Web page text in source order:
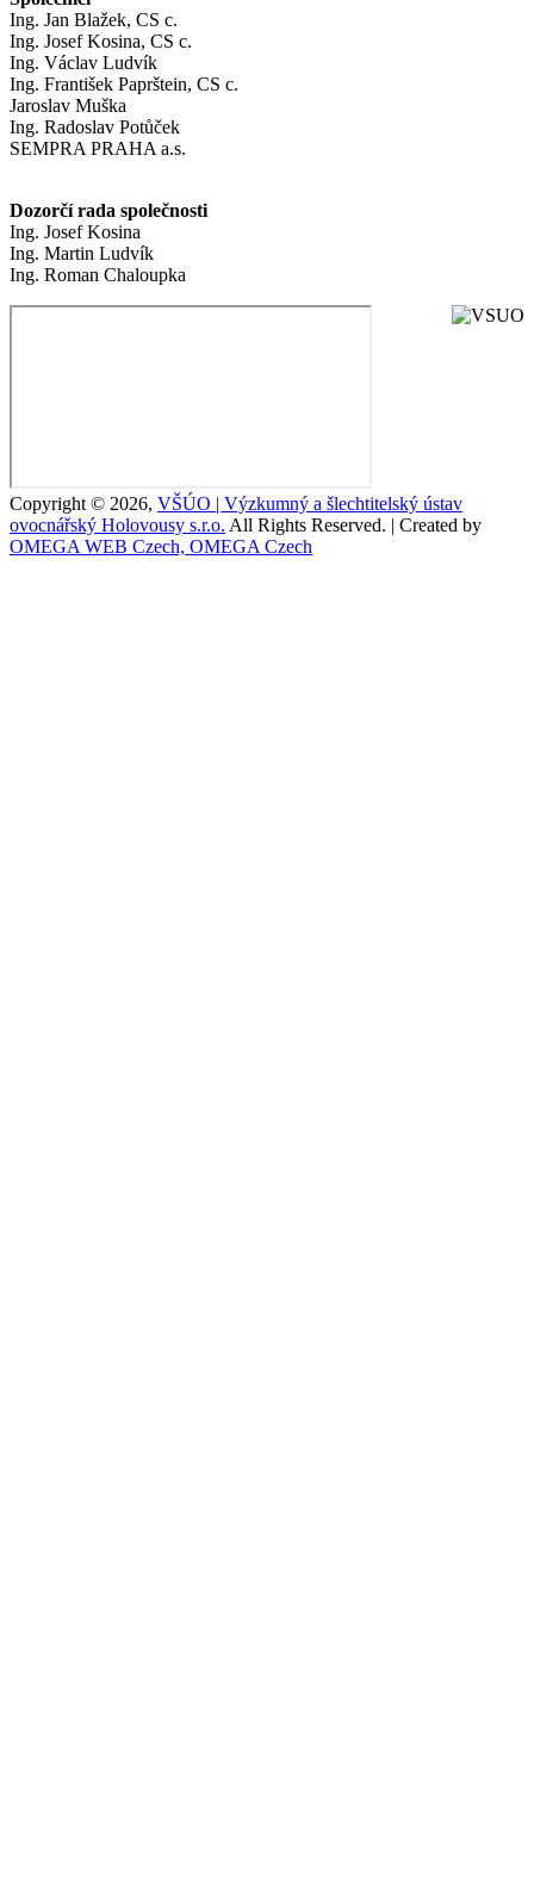
Ing. Jan Blažek, CS c.
Ing. Josef Kosina, CS c.
Ing. Václav Ludvík
Ing. František Paprštein, CS c.
Jaroslav Muška
Ing. Radoslav Potůček
SEMPRA PRAHA a.s.
Dozorčí rada společnosti
Ing. Josef Kosina
Ing. Martin Ludvík
Ing. Roman Chaloupka
Copyright © 2026, VŠÚO | Výzkumný a šlechtitelský ústav
ovocnářský Holovousy s.r.o. All Rights Reserved. | Created by
OMEGA WEB Czech, OMEGA Czech